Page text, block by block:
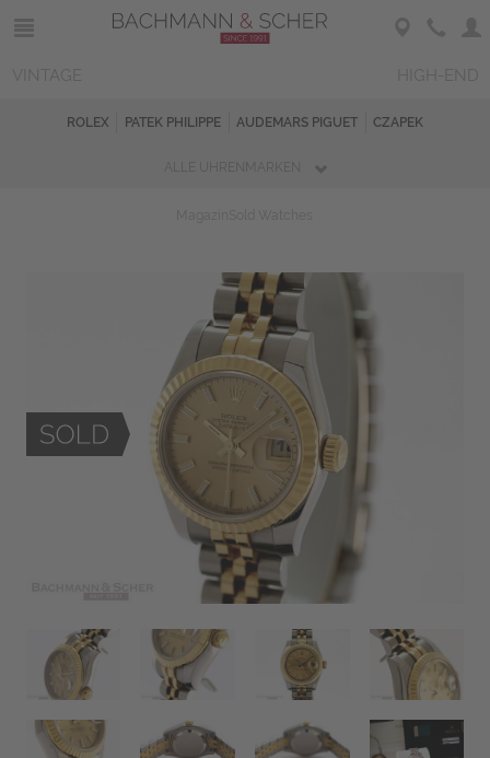
ROLEX PATEK PHILIPPE AUDEMARS PIGUET CZAPEK